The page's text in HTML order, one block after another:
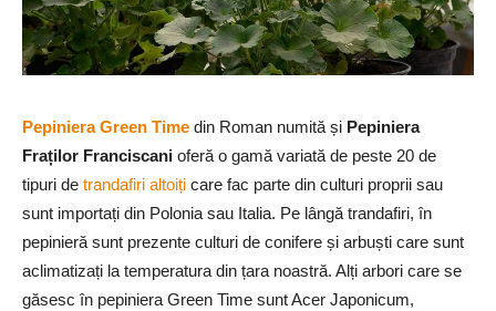
Pepiniera Green Time din Roman numită și Pepiniera
Fraților Franciscani oferă o gamă variată de peste 20 de
tipuri de trandafiri altoiți care fac parte din culturi proprii sau
sunt importați din Polonia sau Italia. Pe lângă trandafiri, în
pepinieră sunt prezente culturi de conifere și arbuști care sunt
aclimatizați la temperatura din țara noastră. Alți arbori care se
găsesc în pepiniera Green Time sunt Acer Japonicum,